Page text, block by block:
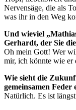
Nervensäge, die als
was ihr in den Weg
Und wieviel
Gerhardt, der Sie
Oh mein Gott! Wer
mir, ich könnte wie er
Wie sieht die
gemeinsamen Feder
Natürlich. Es ist